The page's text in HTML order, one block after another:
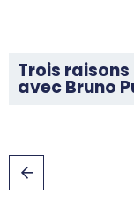
Trois raisons
avec Bruno